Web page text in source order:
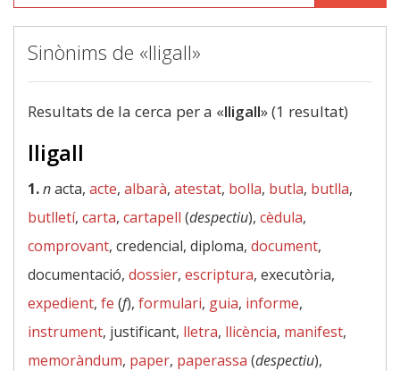
Sinònims de «lligall»
Resultats de la cerca per a «lligall» (1 resultat)
lligall
1.nacta, acte, albarà, atestat, bolla, butla, butlla,
butlletí, carta, cartapell (despectiu), cèdula,
comprovant, credencial, diploma, document,
documentació, dossier, escriptura, executòria,
expedient, fe (f), formulari, guia, informe,
instrument, justificant, lletra, llicència, manifest,
memoràndum, paper, paperassa (despectiu),